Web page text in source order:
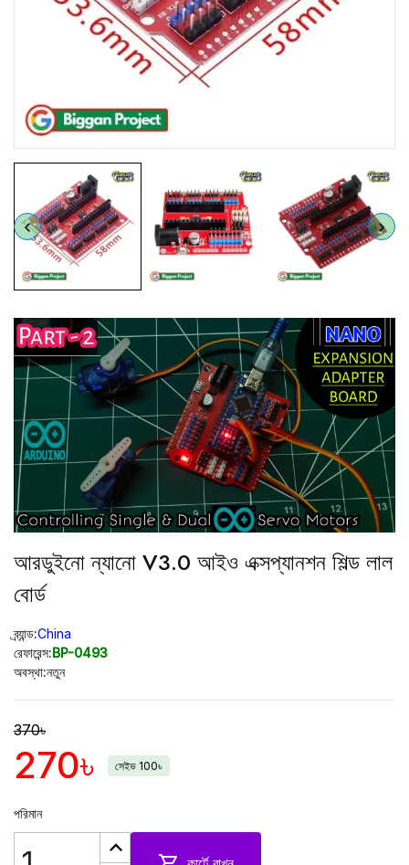
আরডুইনো ন্যানো V3.0 আইও এক্সপ্যানশন শিল্ড লাল
বোর্ড
ব্র্যান্ড:China
রেফারেন্স:BP-0493
অবস্থা:নতুন
370৳
270৳ সেইভ 100৳
পরিমান